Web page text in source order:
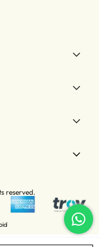
reserved.